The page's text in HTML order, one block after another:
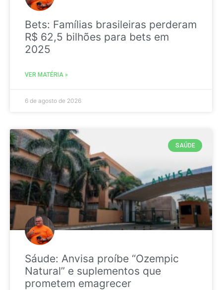
Bets: Famílias brasileiras perderam
R$ 62,5 bilhões para bets em
2025
VER MATÉRIA »
6 de agosto de 2026
SAÚDE
Sáude: Anvisa proíbe “Ozempic
Natural” e suplementos que
prometem emagrecer